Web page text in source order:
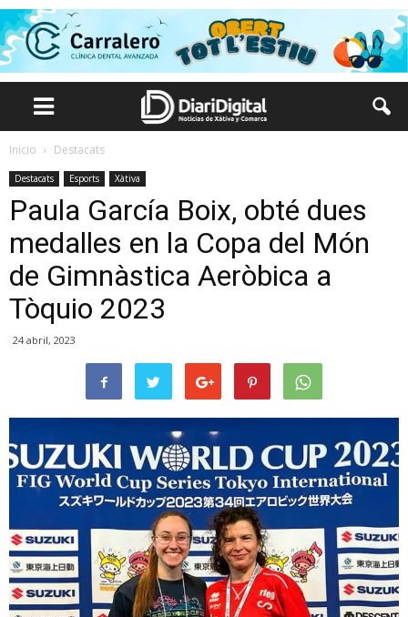
Inicio Destacats
Destacats Esports Xàtiva
Paula García Boix, obté dues
medalles en la Copa del Món
de Gimnàstica Aeròbica a
Tòquio 2023
24 abril, 2023